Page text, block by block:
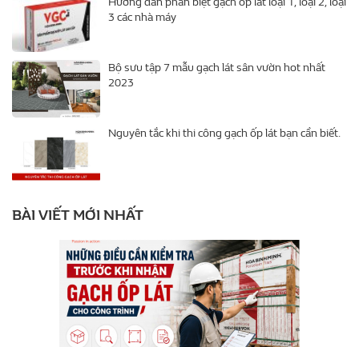
3 các nhà máy
Bộ sưu tập 7 mẫu gạch lát sân vườn hot nhất
2023
Nguyên tắc khi thi công gạch ốp lát bạn cần biết.
BÀI VIẾT MỚI NHẤT